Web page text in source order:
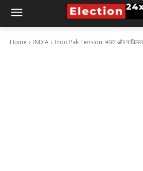
Home INDIA Indo Pak Tension: भारत और